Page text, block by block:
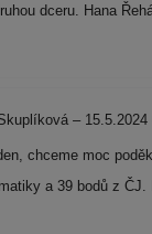
dceru. Hana
– 15.5.2024
chceme moc
a 39 bodů z